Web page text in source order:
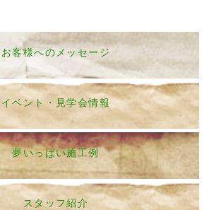
お客様へのメッセージ
イベント・見学会情報
夢いっぱい施工例
スタッフ紹介